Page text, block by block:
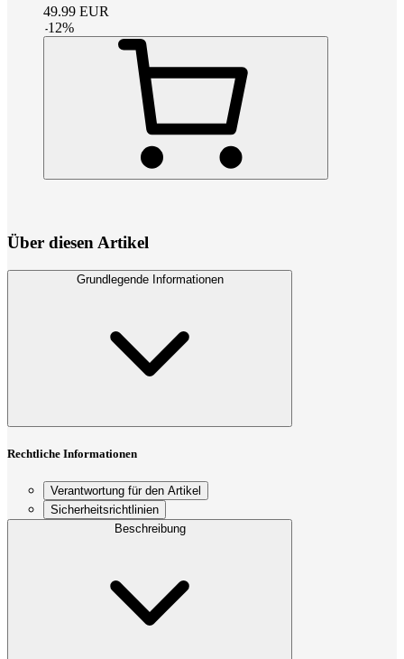
49.99 EUR
-12%
Über diesen Artikel
Grundlegende Informationen
Rechtliche Informationen
Verantwortung für den Artikel
Sicherheitsrichtlinien
Beschreibung